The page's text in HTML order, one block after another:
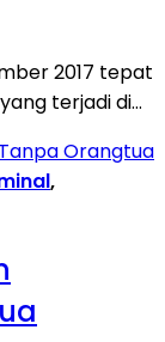
2017 tepat
terjadi di…
,